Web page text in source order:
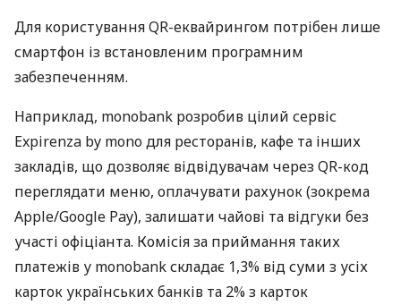
Для користування QR-еквайрингом потрібен лише
смартфон із встановленим програмним
забезпеченням.
Наприклад, monobank розробив цілий сервіс
Expirenza by mono для ресторанів, кафе та інших
закладів, що дозволяє відвідувачам через QR-код
переглядати меню, оплачувати рахунок (зокрема
Apple/Google Pay), залишати чайові та відгуки без
участі офіціанта. Комісія за приймання таких
платежів у monobank складає 1,3% від суми з усіх
карток українських банків та 2% з карток